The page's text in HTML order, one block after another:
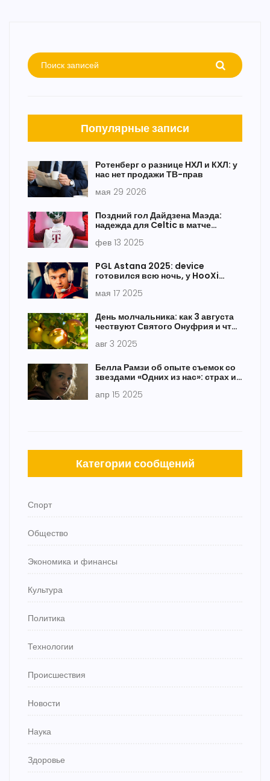
Популярные записи
Ротенберг о разнице НХЛ и КХЛ: у
нас нет продажи ТВ-прав
мая 29 2026
Поздний гол Дайдзена Маэда:
надежда для Celtic в матче
фев 13 2025
PGL Astana 2025: device
готовился всю ночь, у HooXi
четвертьфиналом
мая 17 2025
День молчальника: как 3 августа
чествуют Святого Онуфрия и что
авг 3 2025
Белла Рамзи об опыте съемок со
звездами «Одних из нас»: страх и
апр 15 2025
Категории сообщений
Спорт
Общество
Экономика и финансы
Культура
Политика
Технологии
Происшествия
Новости
Наука
Здоровье